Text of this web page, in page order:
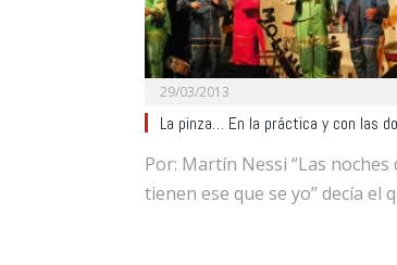
29/03/2013
La pinza… En la práctica y con las
Por: Martín Nessi “Las
tienen ese que se yo” decía el